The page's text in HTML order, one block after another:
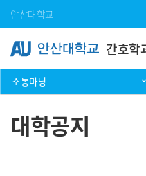
Skip Menu
안산대학교
간호학
소통마당
대학공지